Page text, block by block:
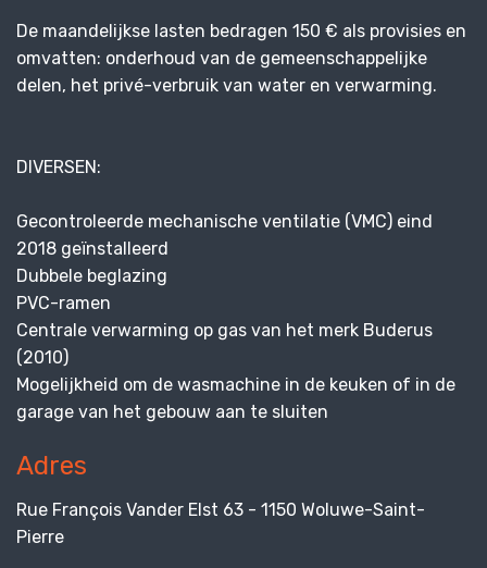
De maandelijkse lasten bedragen 150 € als provisies en
omvatten: onderhoud van de gemeenschappelijke
delen, het privé-verbruik van water en verwarming.
DIVERSEN:
Gecontroleerde mechanische ventilatie (VMC) eind
2018 geïnstalleerd
Dubbele beglazing
PVC-ramen
Centrale verwarming op gas van het merk Buderus
(2010)
Mogelijkheid om de wasmachine in de keuken of in de
garage van het gebouw aan te sluiten
Adres
Rue François Vander Elst 63 - 1150 Woluwe-Saint-
Pierre